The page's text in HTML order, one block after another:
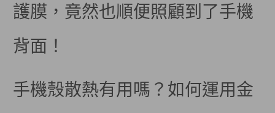
護膜，竟然也順便照顧到了手機
背面！
手機殼散熱有用嗎？如何運用金